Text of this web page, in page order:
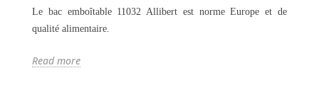
Le bac emboîtable 11032 Allibert est norme Europe et de
qualité alimentaire.
Read more